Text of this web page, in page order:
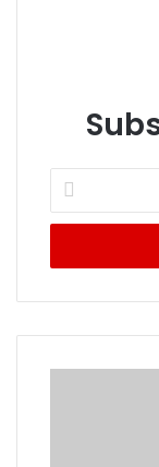
Enter
your
Email